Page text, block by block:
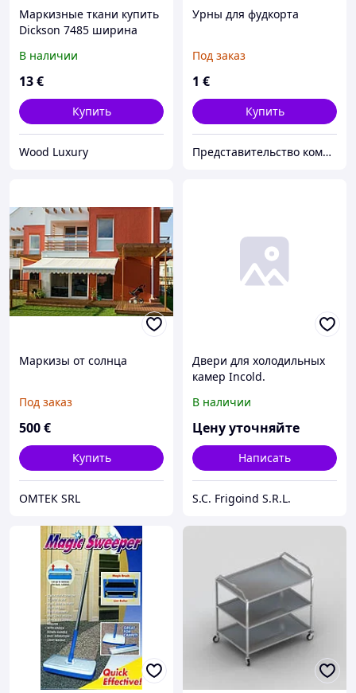
Маркизные ткани купить
Dickson 7485 ширина
желтый/белый
В наличии
13€
Купить
Wood Luxury
Урны для фудкорта
Под заказ
1 €
Купить
Представительство компании «УХЛ-МАШ» в Молдове
Mаркизы от солнца
Под заказ
500€
Купить
ОМТЕК SRL
Двери для холодильных
камер Incold.
В наличии
Цену уточняйте
Написать
S.C. Frigoind S.R.L.